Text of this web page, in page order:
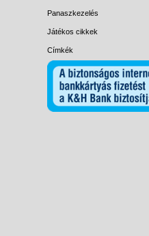
Panaszkezelés
Játékos cikkek
Címkék